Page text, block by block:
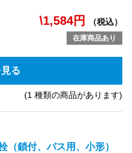
\1,584円 （税込）
在庫商品あり
る
(1 種類の商品があります)
（鎖付、バス用、小形）